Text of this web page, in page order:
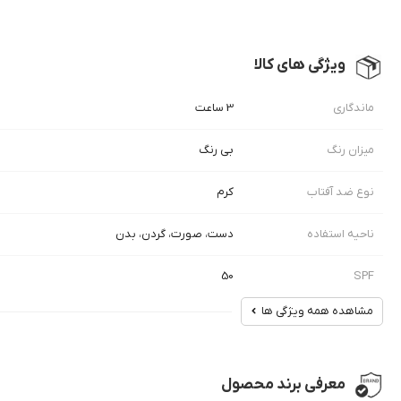
ویژگی های کالا
ماندگاری 3 ساعت
میزان رنگ بی رنگ
نوع ضد آفتاب کرم
ناحیه استفاده دست، صورت، گردن، بدن
SPF
50
مشاهده همه ویژگی ها
معرفی برند محصول